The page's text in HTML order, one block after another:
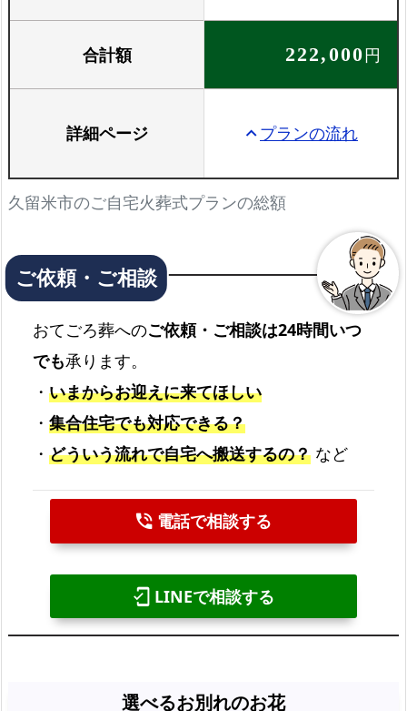
久留米市のご自宅火葬式プランの総額
合計額 222,000円
詳細ページ keyboard_arrow_upプランの流れ
おてごろ葬へのご依頼・ご相談は24時間いつ
でも承ります。
・ いまからお迎えに来てほしい
・ 集合住宅でも対応できる？
・ どういう流れで自宅へ搬送するの？など
phone_in_talk電話で相談する
mobile_friendly LINEで相談する
選べるお別れのお花